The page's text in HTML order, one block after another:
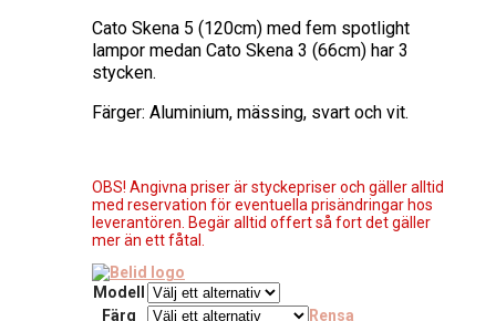
Cato Skena 5 (120cm) med fem spotlight
lampor medan Cato Skena 3 (66cm) har 3
stycken.
Färger: Aluminium, mässing, svart och vit.
OBS! Angivna priser är styckepriser och gäller alltid
med reservation för eventuella prisändringar hos
leverantören. Begär alltid offert så fort det gäller
mer än ett fåtal.
Modell
Färg
Rensa